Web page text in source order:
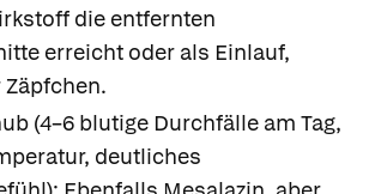
die entfernten
erreicht oder als Einlauf,
Zäpfchen.
(4–6 blutige Durchfälle am Tag,
deutliches
Apotheke
Apotheken in